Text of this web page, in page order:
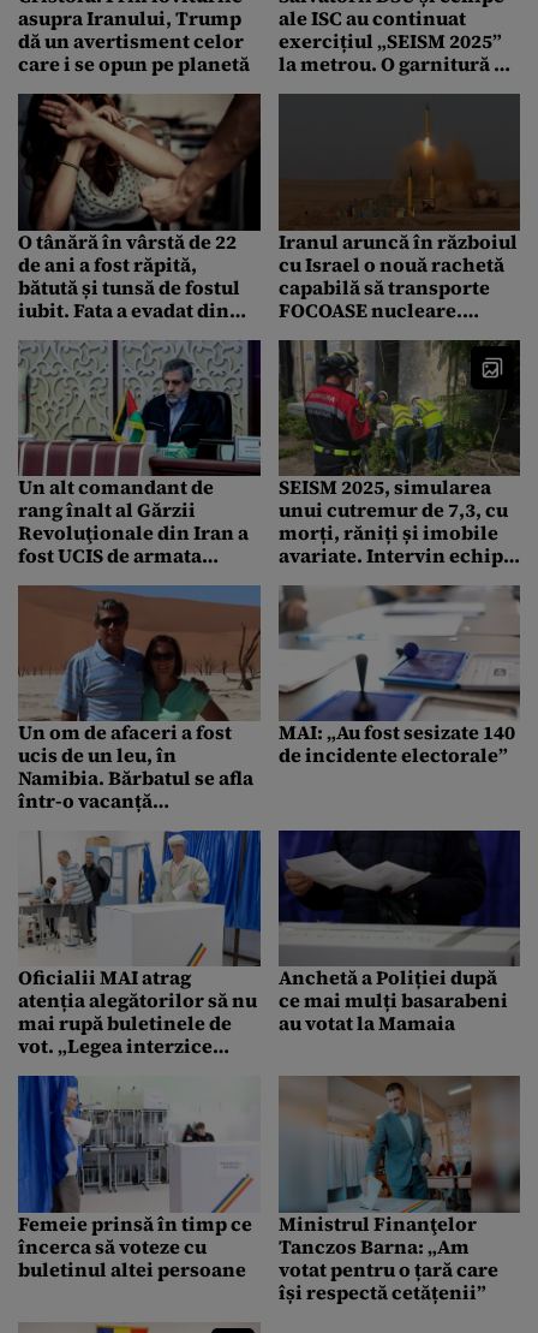
asupra Iranului, Trump
dă un avertisment celor
care i se opun pe planetă
ale ISC au continuat
exercițiul „SEISM 2025”
la metrou. O garnitură de
tren a fost prinsă sub
O tânără în vârstă de 22
de ani a fost răpită,
bătută și tunsă de fostul
iubit. Fata a evadat din
aflată în mers
Iranul aruncă în războiul
cu Israel o nouă rachetă
capabilă să transporte
FOCOASE nucleare.
după un verset din Coran
Un alt comandant de
rang înalt al Gărzii
Revoluţionale din Iran a
fost UCIS de armata
avea legături cu
finanțarea Hamas
SEISM 2025, simularea
unui cutremur de 7,3, cu
morți, răniți și imobile
avariate. Intervin echipe
ce clădiri se pot prăbuși
Un om de afaceri a fost
ucis de un leu, în
Namibia. Bărbatul se afla
într-o vacanță
MAI: „Au fost sesizate 140
de incidente electorale”
Oficialii MAI atrag
atenția alegătorilor să nu
mai rupă buletinele de
vot. „Legea interzice
oficial”
Anchetă a Poliției după
ce mai mulți basarabeni
au votat la Mamaia
Femeie prinsă în timp ce
încerca să voteze cu
buletinul altei persoane
Ministrul Finanţelor
Tanczos Barna: „Am
votat pentru o țară care
își respectă cetățenii”